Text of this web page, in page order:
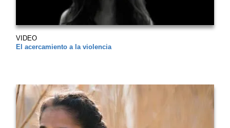
VIDEO
El acercamiento a la violencia